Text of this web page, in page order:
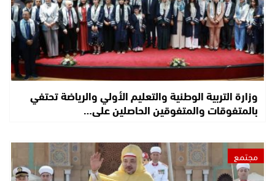
وزارة التربية الوطنية والتعليم الأولي والرياضة تحتفي
بالمتفوقات والمتفوقين الحاصلين على…
مجتمع